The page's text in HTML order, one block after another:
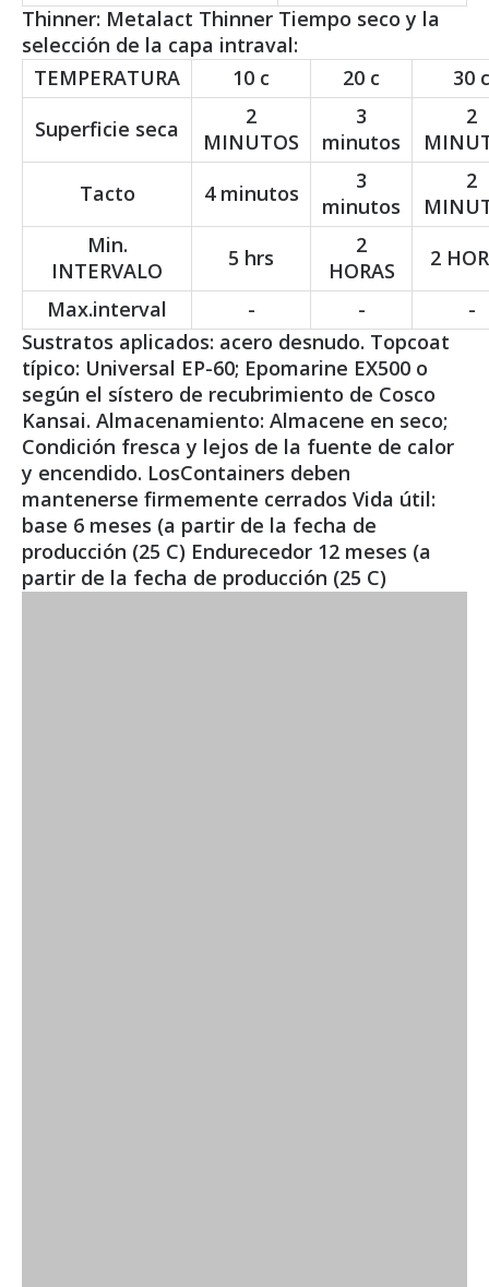
Thinner: Metalact Thinner Tiempo seco y la
selección de la capa intraval:
TEMPERATURA
10 c 20 c
30 c
Superficie seca
2
MINUTOS
3
minutos
2
Tacto
4 minutos
3
minutos
2
Min.
INTERVALO
5 hrs
2
HORAS
2
Max.interval
- -
-
Sustratos aplicados: acero desnudo. Topcoat
típico: Universal EP-60; Epomarine EX500 o
según el sístero de recubrimiento de Cosco
Kansai. Almacenamiento: Almacene en seco;
Condición fresca y lejos de la fuente de calor
y encendido. LosContainers deben
mantenerse firmemente cerrados Vida útil:
base 6 meses (a partir de la fecha de
producción (25 C) Endurecedor 12 meses (a
partir de la fecha de producción (25 C)